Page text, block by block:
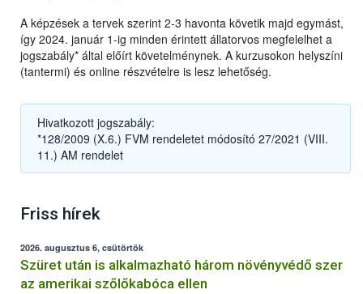
A képzések a tervek szerint 2-3 havonta követik majd egymást,
így 2024. január 1-ig minden érintett állatorvos megfelelhet a
jogszabály* által előírt követelménynek. A kurzusokon helyszíni
(tantermi) és online részvételre is lesz lehetőség.
Hivatkozott jogszabály:
*128/2009 (X.6.) FVM rendeletet módosító 27/2021 (VIII.
11.) AM rendelet
Friss hírek
2026. augusztus 6, csütörtök
Szüret után is alkalmazható három növényvédő szer
az amerikai szőlőkabóca ellen